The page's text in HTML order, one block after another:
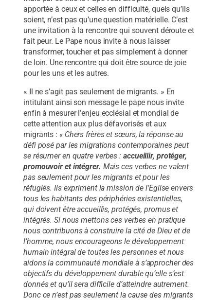
apportée à ceux et celles en difficulté, quels qu’ils
soient, n’est pas qu’une question matérielle. C’est
une invitation à la rencontre qui souvent déroute et
fait peur. Le Pape nous invite à nous laisser
transformer, toucher et pas simplement à donner
de loin. Une rencontre qui doit être source de joie
pour les uns et les autres.
« Il ne s’agit pas seulement de migrants. » En
intitulant ainsi son message le pape nous invite
enfin à mesurer l’enjeu ecclésial et mondial de
cette attention aux plus défavorisés et aux
migrants : « Chers frères et sœurs, la réponse au
défi posé par les migrations contemporaines peut
se résumer en quatre verbes : accueillir, protéger,
promouvoir et intégrer. Mais ces verbes ne valent
pas seulement pour les migrants et pour les
réfugiés. Ils expriment la mission de l’Eglise envers
tous les habitants des périphéries existentielles,
qui doivent être accueillis, protégés, promus et
intégrés. Si nous mettons ces verbes en pratique
nous contribuons à construire la cité de Dieu et de
l’homme, nous encourageons le développement
humain intégral de toutes les personnes et nous
aidons la communauté mondiale à s’approcher des
objectifs du développement durable qu’elle s’est
donnés et qu’il sera difficile d’atteindre autrement.
Donc ce n’est pas seulement la cause des migrants